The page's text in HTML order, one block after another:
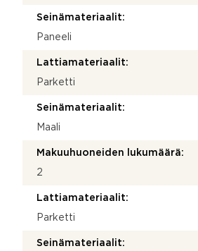
Seinämateriaalit:
Paneeli
Lattiamateriaalit:
Parketti
Seinämateriaalit:
Maali
Makuuhuoneiden lukumäärä:
2
Lattiamateriaalit:
Parketti
Seinämateriaalit: